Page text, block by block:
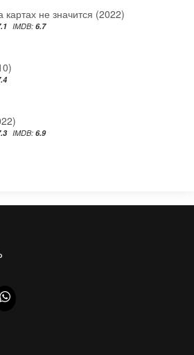
не значится (2022)
IMDB: 6.7
IMDB: 6.9